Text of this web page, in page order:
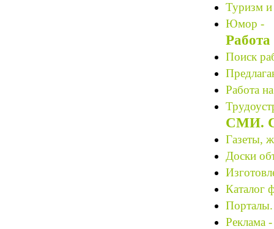
Туризм
Юмор -
Поиск
Работа
СМИ.
Газеты,
Доски
Каталог
Реклама -